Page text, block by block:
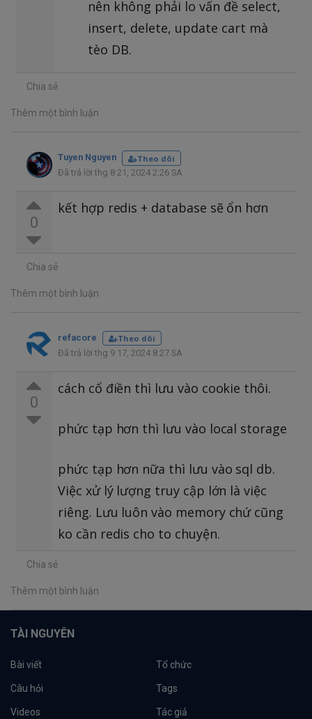
nên không phải lo vấn đề select,
insert, delete, update cart mà
tèo DB.
Chia sẻ
Thêm một bình luận
Tuyen Nguyen
Theo dõi
Đã trả lời thg 8 21, 2024 2:26 SA
0
kết hợp redis + database sẽ ổn hơn
Chia sẻ
Thêm một bình luận
refacore
Theo dõi
Đã trả lời thg 9 17, 2024 8:27 SA
0
cách cổ điền thì lưu vào cookie thôi.
phức tạp hơn thì lưu vào local storage
phức tạp hơn nữa thì lưu vào sql db.
Việc xử lý lượng truy cập lớn là việc
riêng. Lưu luôn vào memory chứ cũng
ko cần redis cho to chuyện.
Chia sẻ
Thêm một bình luận
TÀI NGUYÊN
Bài viết Tổ chức
Câu hỏi Tags
Videos Tác giả